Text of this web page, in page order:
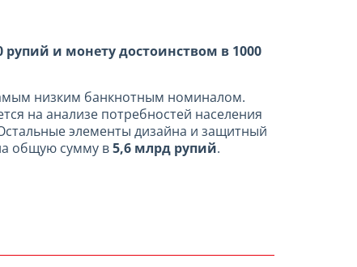
и монету достоинством в 1000
низким банкнотным номиналом.
на анализе потребностей населения
элементы дизайна и защитный
общую сумму в5,6 млрд рупий.